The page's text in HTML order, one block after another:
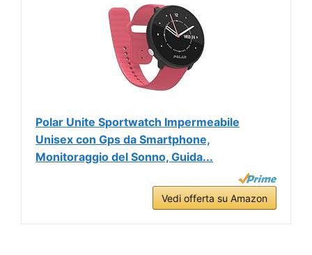
Polar Unite Sportwatch Impermeabile
Unisex con Gps da Smartphone,
Monitoraggio del Sonno, Guida...
Vedi offerta su Amazon